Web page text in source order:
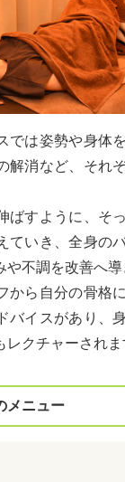
では姿勢や身体
解消など、それ
ばすように、そ
ていき、全身の
不調を改善へ導
から自分の骨格
バイスがあり、
クチャーされま
メニュー